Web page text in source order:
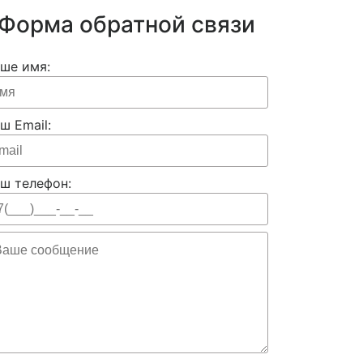
обратной связи
имя:
Email:
телефон: